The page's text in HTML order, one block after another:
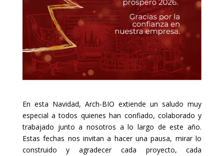
En esta Navidad, Arch-BIO extiende un saludo muy
especial a todos quienes han confiado, colaborado y
trabajado junto a nosotros a lo largo de este año.
Estas fechas nos invitan a hacer una pausa, mirar lo
construido y agradecer cada proyecto, cada